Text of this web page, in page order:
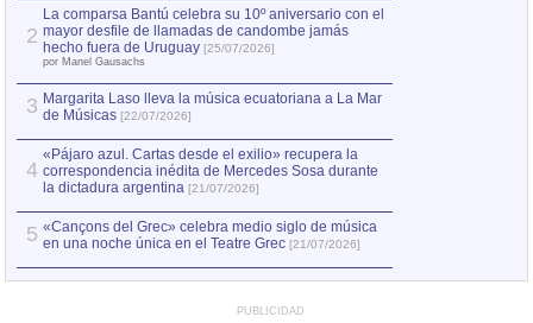
2
La comparsa Bantú celebra su 10º aniversario con el
mayor desfile de llamadas de candombe jamás
hecho fuera de Uruguay [25/07/2026]
por Manel Gausachs
3 Margarita Laso lleva la música ecuatoriana a La Mar
de Músicas [22/07/2026]
4
«Pájaro azul. Cartas desde el exilio» recupera la
correspondencia inédita de Mercedes Sosa durante
la dictadura argentina [21/07/2026]
5 «Cançons del Grec» celebra medio siglo de música
en una noche única en el Teatre Grec [21/07/2026]
PUBLICIDAD